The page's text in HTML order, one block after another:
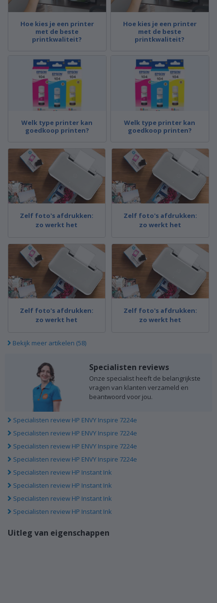
Hoe kies je een printer
met de beste
printkwaliteit?
Hoe kies je een printer
met de beste
printkwaliteit?
Welk type printer kan
goedkoop printen?
Welk type printer kan
goedkoop printen?
Zelf foto's afdrukken:
zo werkt het
Zelf foto's afdrukken:
zo werkt het
Zelf foto's afdrukken:
zo werkt het
Zelf foto's afdrukken:
zo werkt het
Bekijk meer artikelen (58)
Specialisten reviews
Onze specialist heeft de belangrijkste
vragen van klanten verzameld en
beantwoord voor jou.
Specialisten review HP ENVY Inspire 7224e
Specialisten review HP ENVY Inspire 7224e
Specialisten review HP ENVY Inspire 7224e
Specialisten review HP ENVY Inspire 7224e
Specialisten review HP Instant Ink
Specialisten review HP Instant Ink
Specialisten review HP Instant Ink
Specialisten review HP Instant Ink
Uitleg van eigenschappen